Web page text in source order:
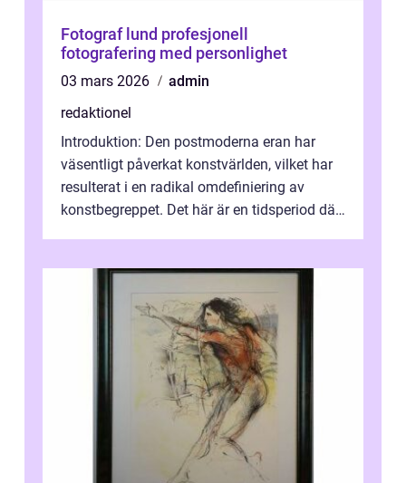
Fotograf lund profesjonell
fotografering med personlighet
03 mars 2026
admin
redaktionel
Introduktion: Den postmoderna eran har
väsentligt påverkat konstvärlden, vilket har
resulterat i en radikal omdefiniering av
konstbegreppet. Det här är en tidsperiod där